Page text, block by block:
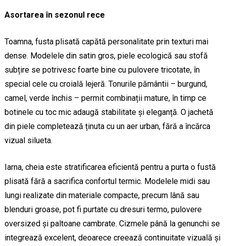
Asortarea în sezonul rece
Toamna, fusta plisată capătă personalitate prin texturi mai
dense. Modelele din satin gros, piele ecologică sau stofă
subțire se potrivesc foarte bine cu pulovere tricotate, în
special cele cu croială lejeră. Tonurile pământii – burgund,
camel, verde închis – permit combinații mature, în timp ce
botinele cu toc mic adaugă stabilitate și eleganță. O jachetă
din piele completează ținuta cu un aer urban, fără a încărca
vizual silueta.
Iarna, cheia este stratificarea eficientă pentru a purta o fustă
plisată fără a sacrifica confortul termic. Modelele midi sau
lungi realizate din materiale compacte, precum lână sau
blenduri groase, pot fi purtate cu dresuri termo, pulovere
oversized și paltoane cambrate. Cizmele până la genunchi se
integrează excelent, deoarece creează continuitate vizuală și